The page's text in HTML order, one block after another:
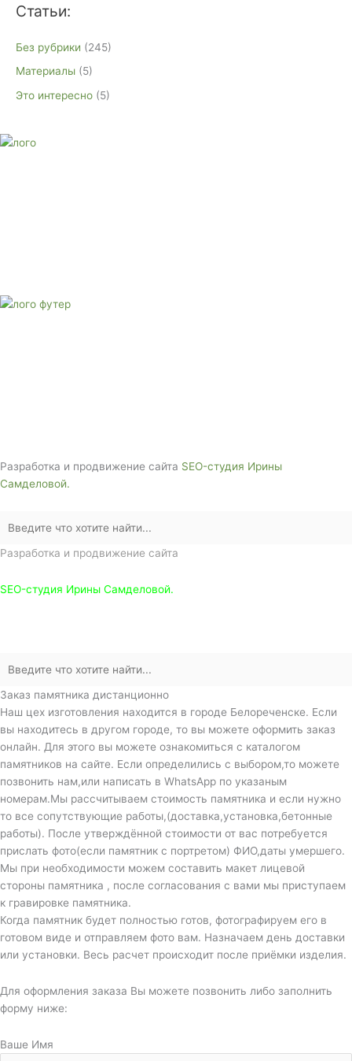
Статьи:
Без рубрики (245)
Материалы (5)
Это интересно (5)
Разработка и продвижение сайта SEO-студия Ирины
Самделовой.
Разработка и продвижение сайта
SEO-студия Ирины Самделовой.
Заказ памятника дистанционно
Наш цех изготовления находится в городе Белореченске. Если
вы находитесь в другом городе, то вы можете оформить заказ
онлайн. Для этого вы можете ознакомиться с каталогом
памятников на сайте. Если определились с выбором,то можете
позвонить нам,или написать в WhatsApp по указаным
номерам.Мы рассчитываем стоимость памятника и если нужно
то все сопутствующие работы,(доставка,установка,бетонные
работы). После утверждённой стоимости от вас потребуется
прислать фото(если памятник с портретом) ФИО,даты умершего.
Мы при необходимости можем составить макет лицевой
стороны памятника , после согласования с вами мы приступаем
к гравировке памятника.
Когда памятник будет полностью готов, фотографируем его в
готовом виде и отправляем фото вам. Назначаем день доставки
или установки. Весь расчет происходит после приёмки изделия.
Для оформления заказа Вы можете позвонить либо заполнить
форму ниже:
Ваше Имя